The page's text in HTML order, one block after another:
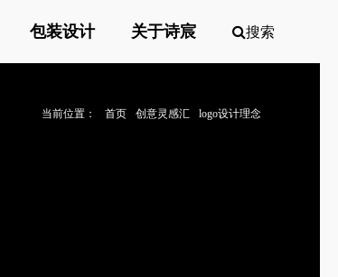
包装设计 关于诗宸 搜索
当前位置： 首页 创意灵感汇
logo设计理念